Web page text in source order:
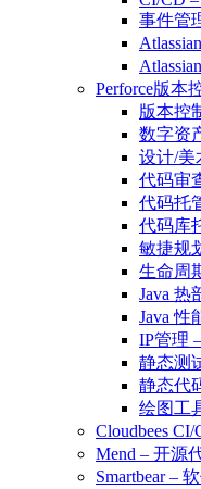
事件管
Perforce版本
版本控
数字资
设计/美
代码审
代码托
代码库
敏捷规
生命周
Java 热
Java 性
IP管理
静态测
静态代
绘图工
Cloudbees
Mend – 开源
Smartbear –